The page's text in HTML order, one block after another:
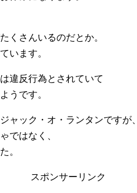
くさんいるのだとか。
います。
違反行為とされていて
うです。
ャック・オ・ランタンですが、
ではなく、
。
スポンサーリンク